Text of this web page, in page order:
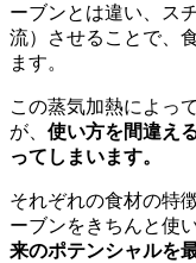
ーブンとは違い、ス
流）させることで、
ます。
この蒸気加熱によっ
が、 使い方を間違え
ってしまいます。
それぞれの食材の特
ーブンをきちんと使
来のポテンシャルを